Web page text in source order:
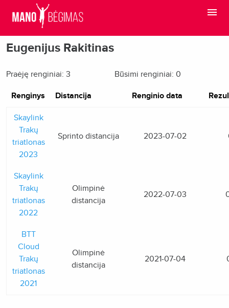
Eugenijus Rakitinas
Praėję renginiai: 3 Būsimi renginiai: 0
Renginys Distancija Renginio data
Skaylink
Trakų
triatlonas
2023
Sprinto distancija 2023-07-02
Skaylink
Trakų
triatlonas
2022
Olimpinė
distancija
2022-07-03
BTT
Cloud
Trakų
triatlonas
2021
Olimpinė
distancija
2021-07-04